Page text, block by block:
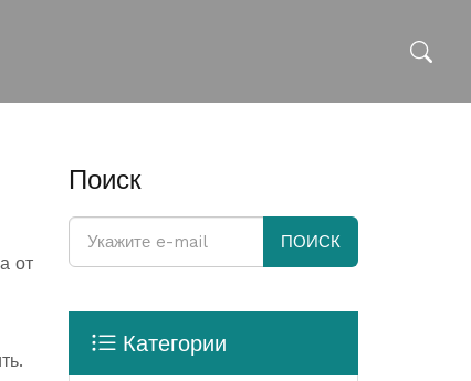
от
Поиск
ПОИСК
Категории